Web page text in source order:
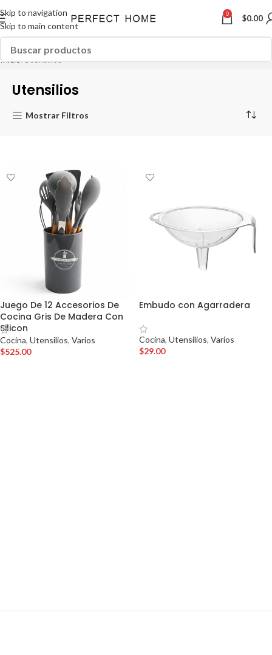
Skip to navigation
Skip to main content
0 $0.00
Inicio Utensilios
Utensilios
Mostrar Filtros
Juego De 12 Accesorios De
Cocina Gris De Madera Con
Silicon
Cocina, Utensilios, Varios
$525.00
Embudo con Agarradera
Cocina, Utensilios, Varios
$29.00